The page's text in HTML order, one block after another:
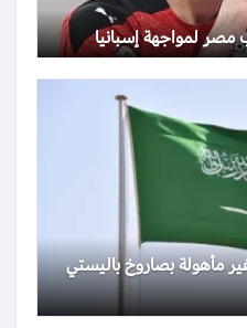
مصر لمواجهة إسبانيا
مأهولة بصاروخ باليستي